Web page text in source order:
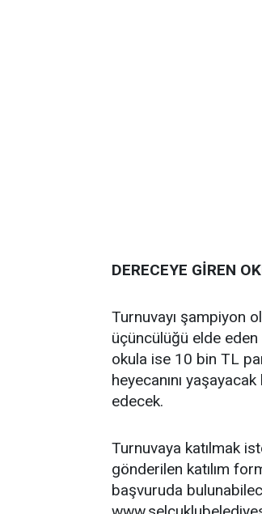
DERECEYE GİREN
Turnuvayı şampiyon
üçüncülüğü elde
okula ise 10 bin TL
heyecanını
edecek.
Turnuvaya katılmak
gönderilen katılım
başvuruda